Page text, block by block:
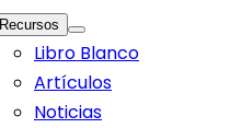
Recursos
Libro Blanco
Artículos
Noticias